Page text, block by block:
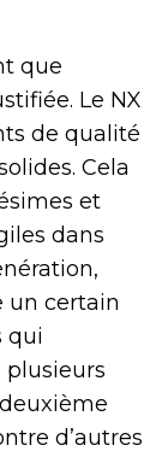
que
Le NX
de qualité
Cela
et
dans
un certain
qui
d’autres